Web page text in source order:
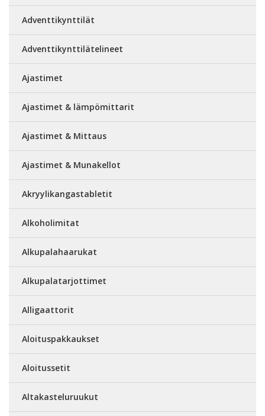
Adventtikynttilät
Adventtikynttilätelineet
Ajastimet
Ajastimet & lämpömittarit
Ajastimet & Mittaus
Ajastimet & Munakellot
Akryylikangastabletit
Alkoholimitat
Alkupalahaarukat
Alkupalatarjottimet
Alligaattorit
Aloituspakkaukset
Aloitussetit
Altakasteluruukut